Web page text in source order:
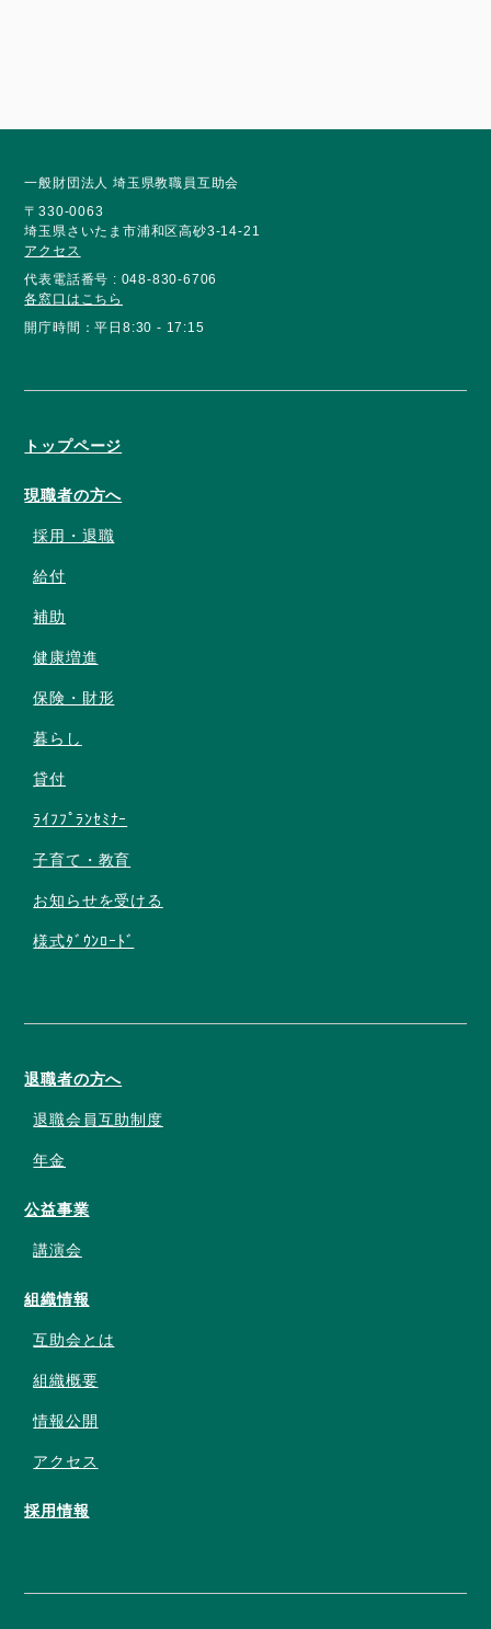
一般財団法人 埼玉県教職員互助会
〒330-0063
埼玉県さいたま市浦和区高砂3-14-21
アクセス
代表電話番号 : 048-830-6706
各窓口はこちら
開庁時間：平日8:30 - 17:15
トップページ
現職者の方へ
採用・退職
給付
補助
健康増進
保険・財形
暮らし
貸付
ﾗｲﾌﾌﾟﾗﾝｾﾐﾅｰ
子育て・教育
お知らせを受ける
様式ﾀﾞｳﾝﾛｰﾄﾞ
退職者の方へ
退職会員互助制度
年金
公益事業
講演会
組織情報
互助会とは
組織概要
情報公開
アクセス
採用情報